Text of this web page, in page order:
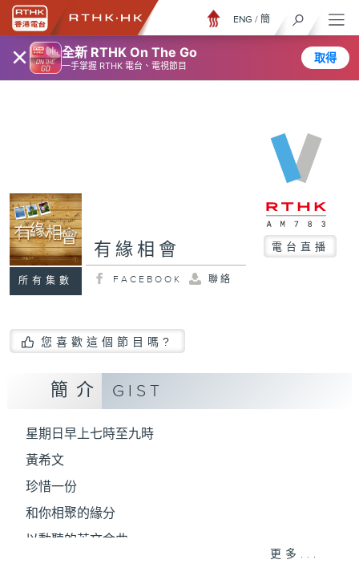
× 全新 RTHK On The Go
一手掌握 RTHK 電台、電視節目
取得
ENG / 簡
所有集數
有緣相會 電台直播
FACEBOOK 聯絡
您喜歡這個節目嗎?
簡介 GIST
星期日早上七時至九時
黃希文
珍惜一份
和你相聚的緣分
以動聽的英文金曲
更多...